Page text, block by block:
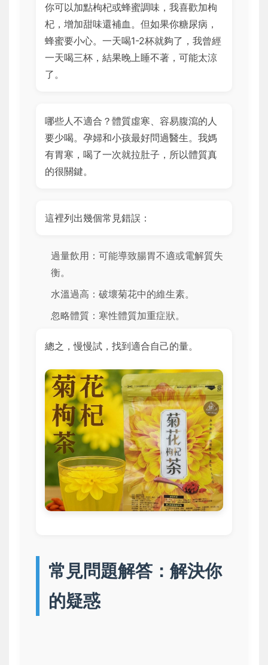
你可以加點枸杞或蜂蜜調味，我喜歡加枸
杞，增加甜味還補血。但如果你糖尿病，
蜂蜜要小心。一天喝1-2杯就夠了，我曾經
一天喝三杯，結果晚上睡不著，可能太涼
了。
哪些人不適合？體質虛寒、容易腹瀉的人
要少喝。孕婦和小孩最好問過醫生。我媽
有胃寒，喝了一次就拉肚子，所以體質真
的很關鍵。
這裡列出幾個常見錯誤：
過量飲用：可能導致腸胃不適或電解質失
衡。
水溫過高：破壞菊花中的維生素。
忽略體質：寒性體質加重症狀。
總之，慢慢試，找到適合自己的量。
常見問題解答：解決你
的疑惑